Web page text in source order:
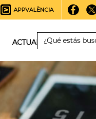
APPVALÈNCIA
ACTUALIDAD